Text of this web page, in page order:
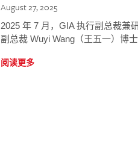
August 27, 2025
2025 年 7 月，GIA 执行副总裁兼
副总裁 Wuyi Wang（王五一）博
阅读更多